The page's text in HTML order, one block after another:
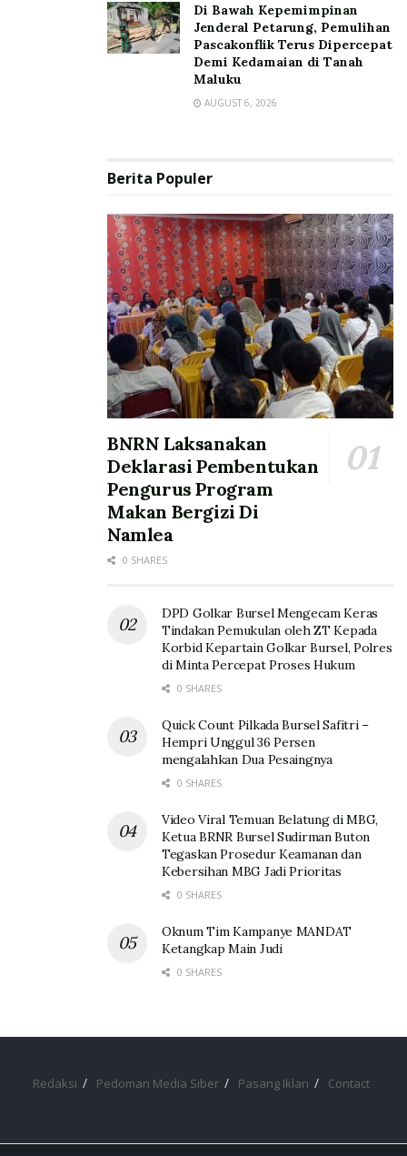
Di Bawah Kepemimpinan
Jenderal Petarung, Pemulihan
Pascakonflik Terus Dipercepat
Demi Kedamaian di Tanah
Maluku
AUGUST 6, 2026
Berita Populer
BNRN Laksanakan
Deklarasi Pembentukan
Pengurus Program
Makan Bergizi Di
Namlea
0 SHARES
DPD Golkar Bursel Mengecam Keras
Tindakan Pemukulan oleh ZT Kepada
Korbid Kepartain Golkar Bursel, Polres
di Minta Percepat Proses Hukum
0 SHARES
Quick Count Pilkada Bursel Safitri –
Hempri Unggul 36 Persen
mengalahkan Dua Pesaingnya
0 SHARES
Video Viral Temuan Belatung di MBG,
Ketua BRNR Bursel Sudirman Buton
Tegaskan Prosedur Keamanan dan
Kebersihan MBG Jadi Prioritas
0 SHARES
Oknum Tim Kampanye MANDAT
Ketangkap Main Judi
0 SHARES
Redaksi Pedoman Media Siber Pasang Iklan Contact